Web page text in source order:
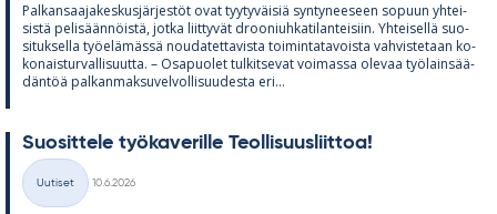
Pal­kan­saa­ja­kes­kus­jär­jes­töt ovat tyy­ty­väi­siä syn­ty­nee­seen so­puun yh­tei­
sistä pe­li­sään­nöistä, jotka liit­ty­vät droo­niuh­ka­ti­lan­tei­siin. Yh­tei­sellä suo­
si­tuk­sella työ­elä­mässä nou­da­tet­ta­vista toi­min­ta­ta­voista vah­vis­te­taan ko­
ko­nais­tur­val­li­suutta. – Os­a­puo­let tul­kit­se­vat voi­massa ole­vaa työ­lain­sää­
dän­töä pal­kan­mak­su­vel­vol­li­suu­desta eri...
Suo­sit­tele työ­ka­ve­rille Teol­li­suus­liit­toa!
Kategoriat
Uutiset
10.6.2026